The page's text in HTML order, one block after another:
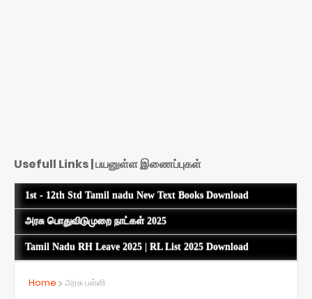
Usefull Links | பயனுள்ள இணைப்புகள்
1st - 12th Std Tamil nadu New Text Books Download
அரசு பொதுவிடுமுறை நாட்கள் 2025
Tamil Nadu RH Leave 2025 | RL List 2025 Download
Home அரசு பள்ளி